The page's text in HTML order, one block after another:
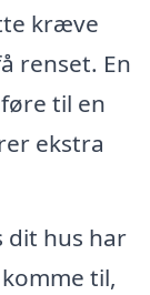
kræve
renset. En
til en
ekstra
dit hus har
til,